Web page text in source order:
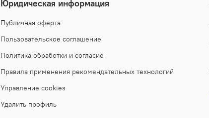
Юридическая информация
Публичная оферта
Пользовательское соглашение
Политика обработки и согласие
Правила применения рекомендательных технологий
Управление cookies
Удалить профиль